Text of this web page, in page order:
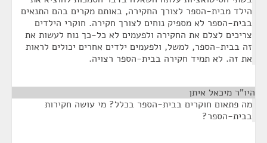
הילד מבית-הספר לצורך החקירה, באותם מקרים בהם התנאים
בבית-הספר לא מספיק נוחים לצורך חקירה. חוקרי הילדים
צריכים לצלם את החקירה ולפעמים לא כל-כך נוח לעשות את
זה בבית-הספר, למשל, ולפעמים ילדים אחרים יכולים לראות
את זה. לא תמיד חקירה בבית-הספר רצויה.
היו"ר מיכאל איתן
מה פתאום חוקרים בבית-הספר בכלל? מי עושה חקירות
בבית-הספר?